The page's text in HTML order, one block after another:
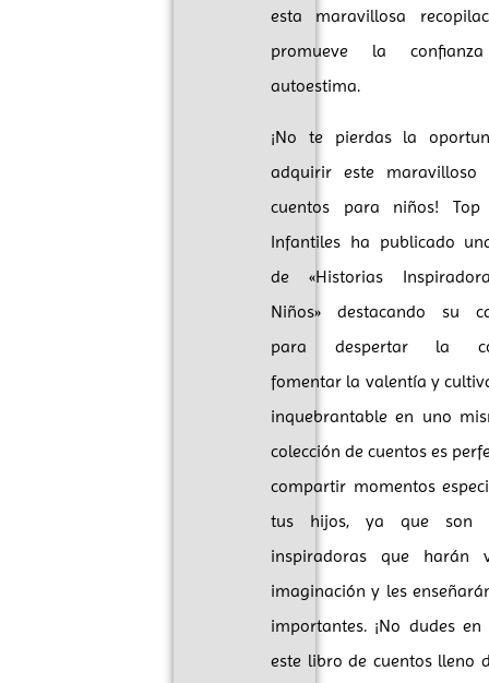
esta maravillosa
promueve la
autoestima.
¡No te pierdas la
adquirir este
cuentos para niños! Top
Infantiles ha publicado
de «Historias
Niños» destacando su
para despertar la
fomentar la valentía y
inquebrantable en uno
colección de cuentos es
compartir momentos
tus hijos, ya que son
inspiradoras que harán
imaginación y les
importantes. ¡No dudes
este libro de cuentos lleno